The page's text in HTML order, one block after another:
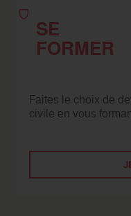
SE
FORMER
Faites le choix de
civile en vous